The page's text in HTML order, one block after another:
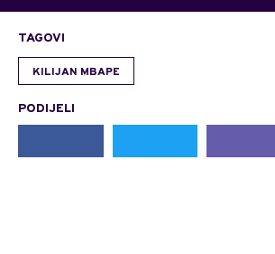
TAGOVI
KILIJAN MBAPE
PODIJELI